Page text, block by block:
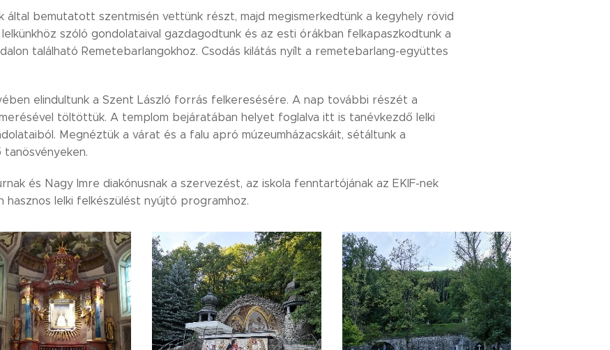
által bemutatott szentmisén vettünk részt, majd megismerkedtünk a kegyhely rövid
szóló gondolataival gazdagodtunk és az esti órákban felkapaszkodtunk a
található Remetebarlangokhoz. Csodás kilátás nyílt a remetebarlang-együttes
elindultunk a Szent László forrás felkeresésére. A nap további részét a
töltöttük. A templom bejáratában helyet foglalva itt is tanévkezdő lelki
Megnéztük a várat és a falu apró múzeumházacskáit, sétáltunk a
és Nagy Imre diakónusnak a szervezést, az iskola fenntartójának az EKIF-nek
hasznos lelki felkészülést nyújtó programhoz.